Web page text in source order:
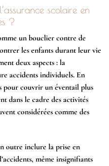
scolaire en
?
un bouclier contre de
les enfants durant leur vie
deux aspects : la
accidents individuels. En
pour couvrir un éventail plus
dans le cadre des activités
considérées comme des
outre inclure la prise en
même insignifiants